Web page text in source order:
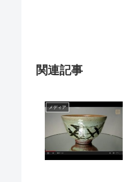
関連記事
メディア